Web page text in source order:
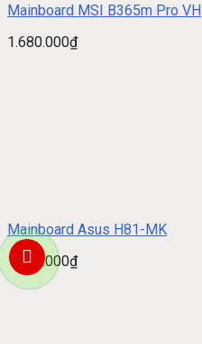
Mainboard MSI B365m Pro VH
1.680.000₫
Mainboard Asus H81-MK
1.580.000₫